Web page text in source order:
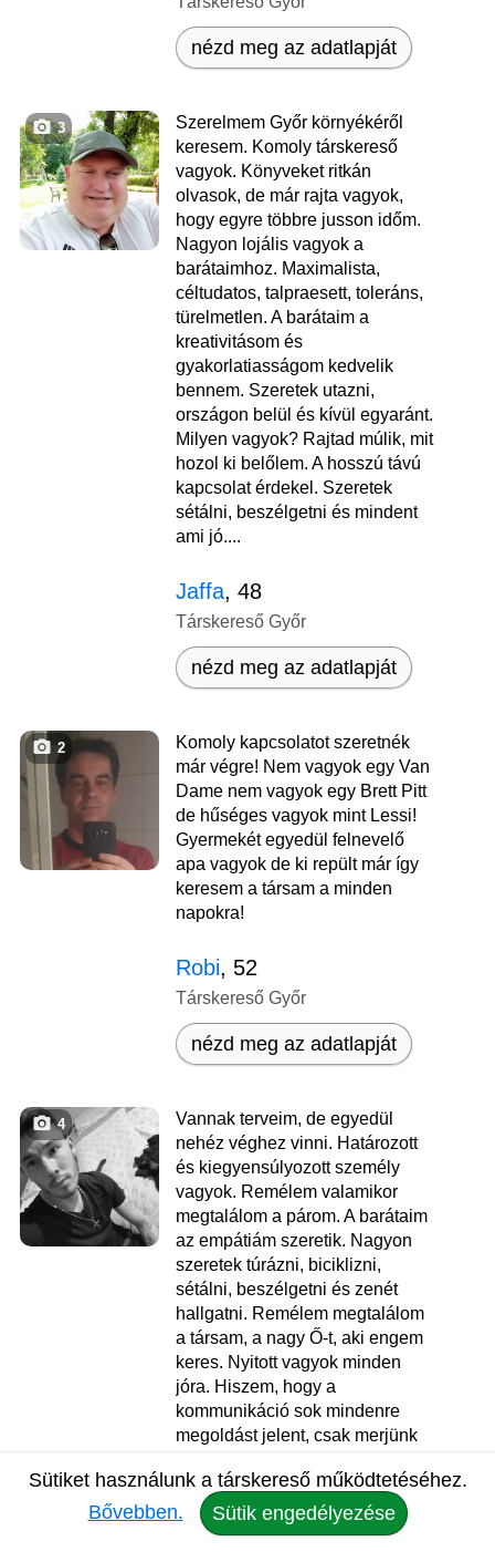
nézd meg az adatlapját
3
Szerelmem Győr környékéről
keresem. Komoly társkereső
vagyok. Könyveket ritkán
olvasok, de már rajta vagyok,
hogy egyre többre jusson időm.
Nagyon lojális vagyok a
barátaimhoz. Maximalista,
céltudatos, talpraesett, toleráns,
türelmetlen. A barátaim a
kreativitásom és
gyakorlatiasságom kedvelik
bennem. Szeretek utazni,
országon belül és kívül egyaránt.
Milyen vagyok? Rajtad múlik, mit
hozol ki belőlem. A hosszú távú
kapcsolat érdekel. Szeretek
sétálni, beszélgetni és mindent
ami jó....
Jaffa, 48
Társkereső Győr
nézd meg az adatlapját
2
Komoly kapcsolatot szeretnék
már végre! Nem vagyok egy Van
Dame nem vagyok egy Brett Pitt
de hűséges vagyok mint Lessi!
Gyermekét egyedül felnevelő
apa vagyok de ki repült már így
keresem a társam a minden
napokra!
Robi, 52
Társkereső Győr
nézd meg az adatlapját
4
Vannak terveim, de egyedül
nehéz véghez vinni. Határozott
és kiegyensúlyozott személy
vagyok. Remélem valamikor
megtalálom a párom. A barátaim
az empátiám szeretik. Nagyon
szeretek túrázni, biciklizni,
sétálni, beszélgetni és zenét
hallgatni. Remélem megtalálom
a társam, a nagy Ő-t, aki engem
keres. Nyitott vagyok minden
jóra. Hiszem, hogy a
kommunikáció sok mindenre
megoldást jelent, csak merjünk
Kedves, őszinte picit sportos
testalkatú vagyok. Ragaszkodó,...
Sütiket használunk a társkereső működtetéséhez.
Bővebben.
Sütik engedélyezése